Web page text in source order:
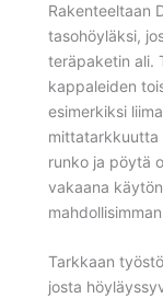
Rakenteeltaan
tasohöyläksi,
teräpaketin ali.
kappaleiden
esimerkiksi
mittatarkkuutta
runko ja pöytä
vakaana
Tarkkaan
josta